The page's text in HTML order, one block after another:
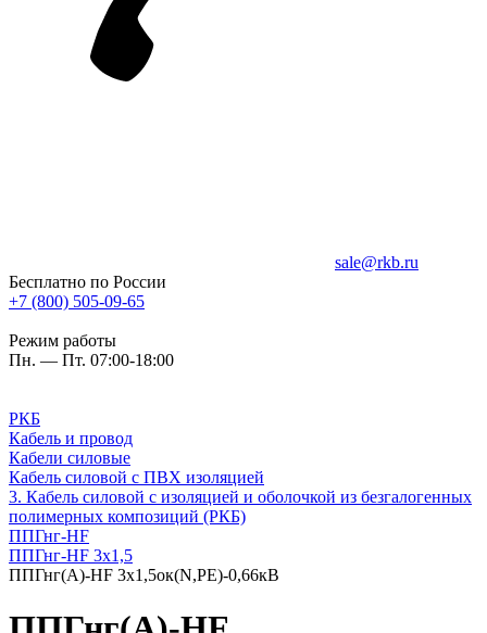
sale@rkb.ru
Бесплатно по России
+7 (800) 505-09-65
Режим работы
Пн. — Пт. 07:00-18:00
РКБ
Кабель и провод
Кабели силовые
Кабель силовой с ПВХ изоляцией
3. Кабель силовой с изоляцией и оболочкой из безгалогенных
полимерных композиций (РКБ)
ППГнг-HF
ППГнг-HF 3х1,5
ППГнг(А)-HF 3х1,5ок(N,PE)-0,66кВ